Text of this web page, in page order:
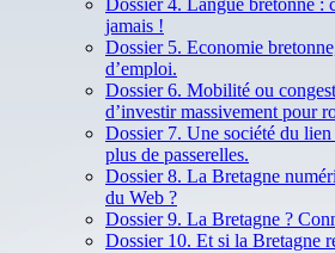
Dossier 4. Langue bretonne :
jamais !
Dossier 5. Economie
d’emploi.
Dossier 6. Mobilité ou
d’investir massivement pour
Dossier 7. Une société du
plus de passerelles.
Dossier 8. La Bretagne
du Web ?
Dossier 9. La Bretagne ?
Dossier 10. Et si la Bretagne